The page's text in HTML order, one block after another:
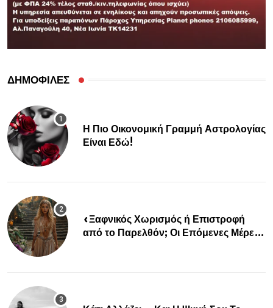
ΔΗΜΟΦΙΛΕΣ
Η Πιο Οικονομική Γραμμή Αστρολογίας
Είναι Εδώ!
«Ξαφνικός Χωρισμός ή Επιστροφή
από το Παρελθόν; Οι Επόμενες Μέρες